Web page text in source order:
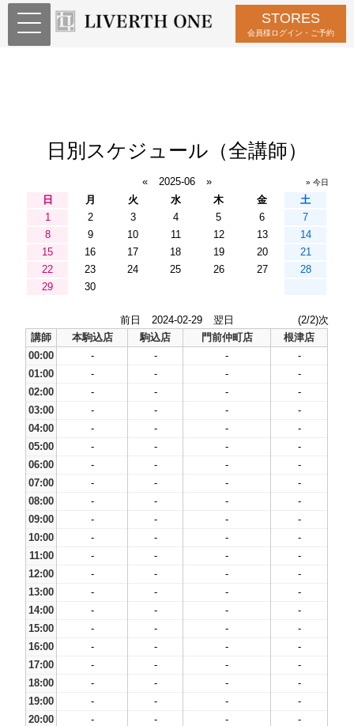
STORES
会員様ログイン・ご予約
日別スケジュール（全講師）
« 2025-06 » » 今日
日 月 火 水 木 金
土
1
2 3 4 5 6
7
8
9 10 11 12 13
14
15
16 17 18 19 20
21
22
23 24 25 26 27
28
29
30
前日 2024-02-29 翌日
(2/2)次
講師
本駒込店 駒込店 門前仲町店
根津店
00:00
- - -
-
01:00
- - -
-
02:00
- - -
-
03:00
- - -
-
04:00
- - -
-
05:00
- - -
-
06:00
- - -
-
07:00
- - -
-
08:00
- - -
-
09:00
- - -
-
10:00
- - -
-
11:00
- - -
-
12:00
- - -
-
13:00
- - -
-
14:00
- - -
-
15:00
- - -
-
16:00
- - -
-
17:00
- - -
-
18:00
- - -
-
19:00
- - -
-
20:00
- - -
-